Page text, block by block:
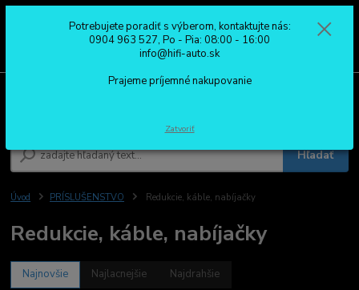
Hľadať
0904 963 527
Po - Pia: 08:00 - 16:00
Úvod PRÍSLUŠENSTVO Redukcie, káble, nabíjačky
Redukcie, káble, nabíjačky
Najnovšie Najlacnejšie Najdrahšie
Potrebujete poradiť s výberom, kontaktujte nás:
0904 963 527, Po - Pia: 08:00 - 16:00
info@hifi-auto.sk
Prajeme príjemné nakupovanie
Zatvoriť